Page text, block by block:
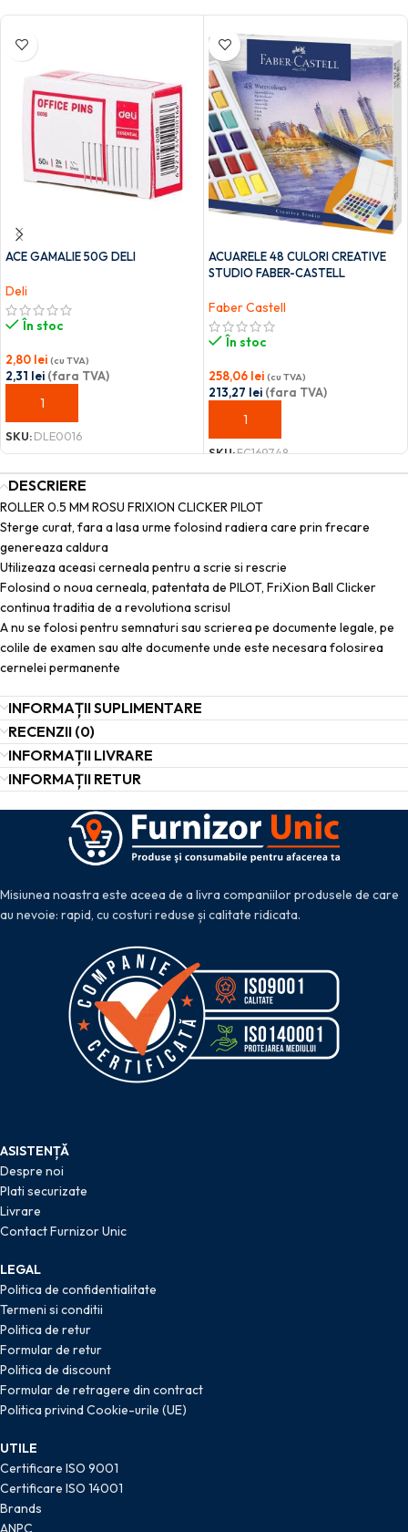
ACE GAMALIE 50G DELI
Deli
În stoc
2,80 lei (cu TVA)
2,31 lei (fara TVA)
ADAUGĂ ÎN COȘ
SKU:DLE0016
ACUARELE 48 CULORI CREATIVE
STUDIO FABER-CASTELL
Faber Castell
În stoc
258,06 lei (cu TVA)
213,27 lei (fara TVA)
ADAUGĂ ÎN COȘ
SKU:FC169748
DESCRIERE
ROLLER 0.5 MM ROSU FRIXION CLICKER PILOT
Sterge curat, fara a lasa urme folosind radiera care prin frecare
genereaza caldura
Utilizeaza aceasi cerneala pentru a scrie si rescrie
Folosind o noua cerneala, patentata de PILOT, FriXion Ball Clicker
continua traditia de a revolutiona scrisul
A nu se folosi pentru semnaturi sau scrierea pe documente legale, pe
colile de examen sau alte documente unde este necesara folosirea
cernelei permanente
INFORMAȚII SUPLIMENTARE
RECENZII (0)
INFORMAȚII LIVRARE
INFORMAȚII RETUR
Misiunea noastra este aceea de a livra companiilor produsele de care
au nevoie: rapid, cu costuri reduse și calitate ridicata.
ASISTENȚĂ
Despre noi
Plati securizate
Livrare
Contact Furnizor Unic
LEGAL
Politica de confidentialitate
Termeni si conditii
Politica de retur
Formular de retur
Politica de discount
Formular de retragere din contract
Politica privind Cookie-urile (UE)
UTILE
Certificare ISO 9001
Certificare ISO 14001
Brands
ANPC